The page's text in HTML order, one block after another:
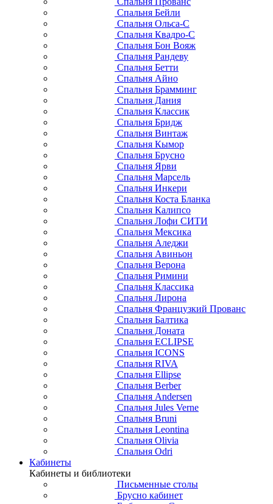
Спальня Бейли
Спальня Ольса-С
Спальня Квадро-С
Спальня Бон Вояж
Спальня Рандеву
Спальня Бетти
Спальня Айно
Спальня Брамминг
Спальня Дания
Спальня Классик
Спальня Бридж
Спальня Винтаж
Спальня Кымор
Спальня Брусно
Спальня Ярви
Спальня Марсель
Спальня Инкери
Спальня Коста Бланка
Спальня Калипсо
Спальня Лофи СИТИ
Спальня Мексика
Спальня Аледжи
Спальня Авиньон
Спальня Верона
Спальня Римини
Спальня Классика
Спальня Лирона
Спальня Французкий Прованс
Спальня Балтика
Спальня Доната
Спальня ECLIPSE
Спальня ICONS
Спальня RIVA
Спальня Ellipse
Спальня Berber
Спальня Andersen
Спальня Jules Verne
Спальня Bruni
Спальня Leontina
Спальня Olivia
Спальня Odri
Кабинеты
Кабинеты и библиотеки
Письменные столы
Брусно кабинет